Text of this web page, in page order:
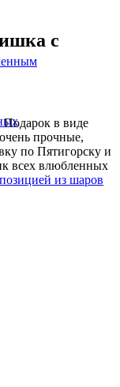
с
в виде
прочные,
по Пятигорску и
всех влюбленных
из шаров